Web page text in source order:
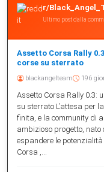
r/
Ultimo post dalla
Assetto Corsa Rally
corse su sterrato
blackangelteam 196
Assetto Corsa Rally 0.3:
su sterrato L’attesa per
finita, e la community di
ambizioso progetto,
espandere le
Corsa ,...